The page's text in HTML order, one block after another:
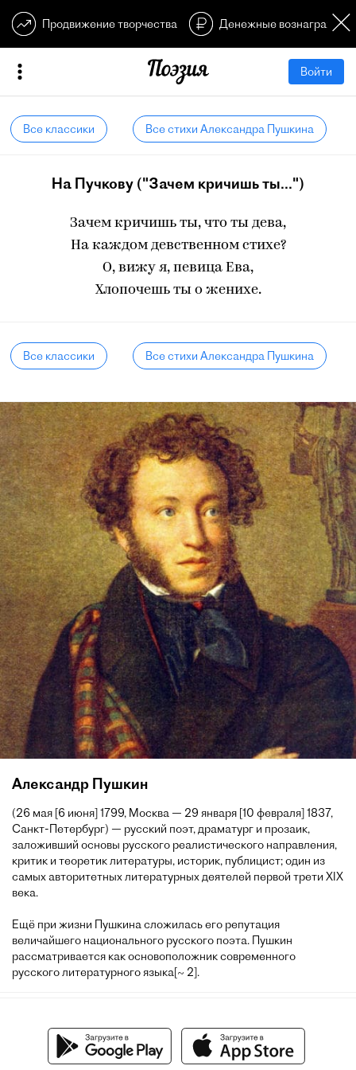
Продвижение творчества Денежные
Войти
Все классики Все стихи Александра Пушкина
На Пучкову ("Зачем кричишь ты...")
Зачем кричишь ты, что ты дева,
На каждом девственном стихе?
О, вижу я, певица Ева,
Хлопочешь ты о женихе.
Все классики Все стихи Александра Пушкина
Александр Пушкин
(26 мая [6 июня] 1799, Москва — 29 января [10 февраля] 1837,
Санкт-Петербург) — русский поэт, драматург и прозаик,
заложивший основы русского реалистического направления,
критик и теоретик литературы, историк, публицист; один из
самых авторитетных литературных деятелей первой трети XIX
века.
Ещё при жизни Пушкина сложилась его репутация
величайшего национального русского поэта. Пушкин
рассматривается как основоположник современного
русского литературного языка[~ 2].